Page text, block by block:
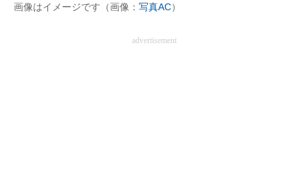
画像はイメージです（画像： 写真AC）
advertisement